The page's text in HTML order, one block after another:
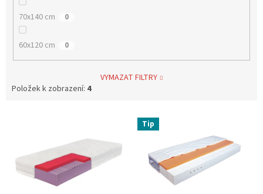
70x140 cm 0
60x120 cm 0
VYMAZAT FILTRY
Položek k zobrazení: 4
Tip